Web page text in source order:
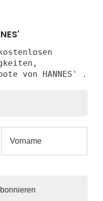
von HANNES' .